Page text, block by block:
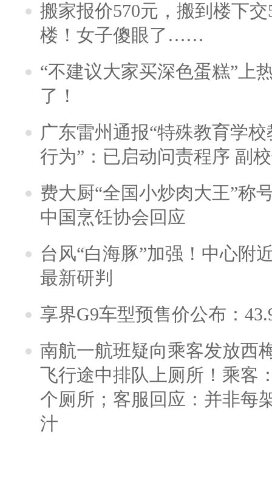
搬家报价570元，搬到楼下
楼！女子傻眼了……
“不建议大家买深色蛋糕”上
了！
广东雷州通报“特殊教育学
行为”：已启动问责程序 副
费大厨“全国小炒肉大王”称
中国烹饪协会回应
台风“白海豚”加强！中心附
最新研判
享界G9车型预售价公布：
南航一航班疑向乘客发放西
飞行途中排队上厕所！乘客
个厕所；客服回应：并非每
汁